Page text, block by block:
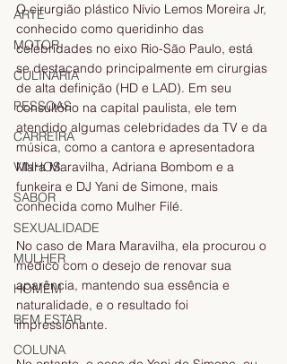
ARTE
MOTOR
CULINÁRIA
PESSOAS
CARREIRA
VINHOS
SABOR
SEXUALIDADE
MULHER
HOMEM
BEM ESTAR
COLUNA
O cirurgião plástico Nívio Lemos Moreira Jr,
conhecido como queridinho das
celebridades no eixo Rio-São Paulo, está
se destacando principalmente em cirurgias
de alta definição (HD e LAD). Em seu
consultório na capital paulista, ele tem
atendido algumas celebridades da TV e da
música, como a cantora e apresentadora
Mara Maravilha, Adriana Bombom e a
funkeira e DJ Yani de Simone, mais
conhecida como Mulher Filé.
No caso de Mara Maravilha, ela procurou o
médico com o desejo de renovar sua
aparência, mantendo sua essência e
naturalidade, e o resultado foi
impressionante.